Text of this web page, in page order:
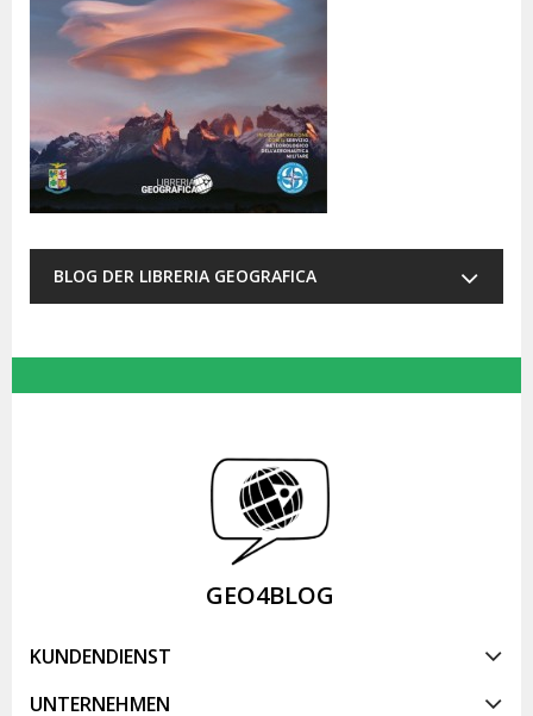
BLOG DER LIBRERIA GEOGRAFICA
GEO4BLOG
KUNDENDIENST
UNTERNEHMEN